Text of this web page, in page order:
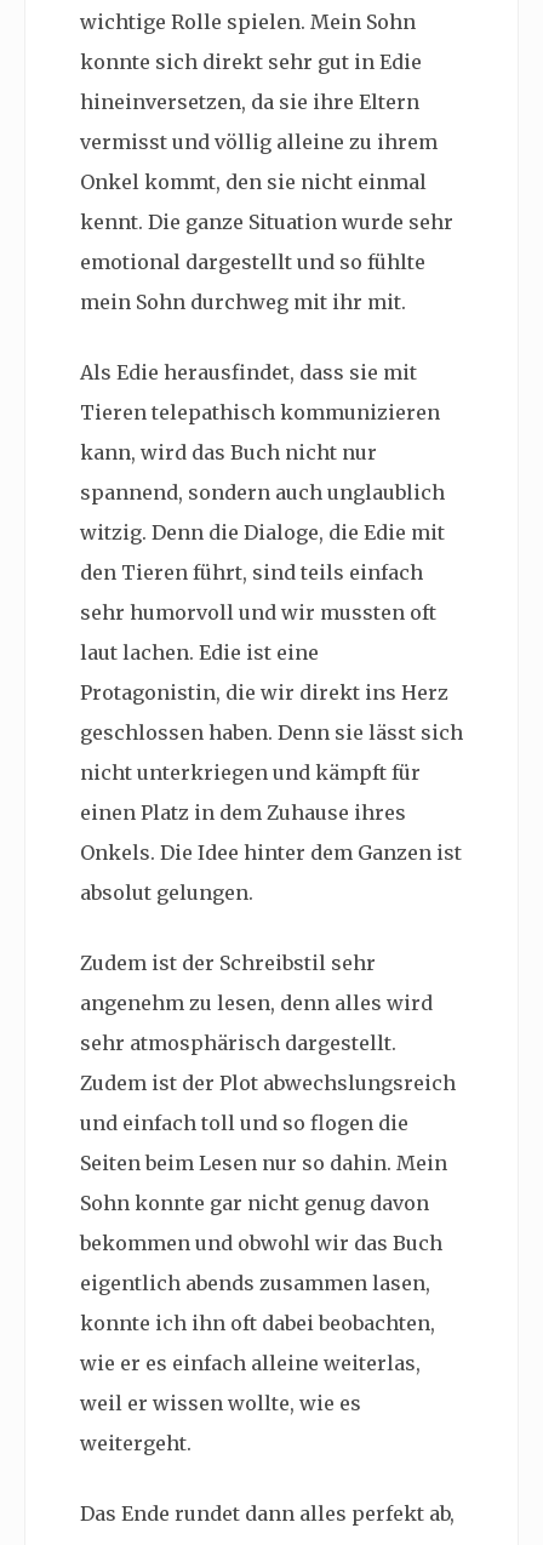
wichtige Rolle spielen. Mein Sohn
konnte sich direkt sehr gut in Edie
hineinversetzen, da sie ihre Eltern
vermisst und völlig alleine zu ihrem
Onkel kommt, den sie nicht einmal
kennt. Die ganze Situation wurde sehr
emotional dargestellt und so fühlte
mein Sohn durchweg mit ihr mit.
Als Edie herausfindet, dass sie mit
Tieren telepathisch kommunizieren
kann, wird das Buch nicht nur
spannend, sondern auch unglaublich
witzig. Denn die Dialoge, die Edie mit
den Tieren führt, sind teils einfach
sehr humorvoll und wir mussten oft
laut lachen. Edie ist eine
Protagonistin, die wir direkt ins Herz
geschlossen haben. Denn sie lässt sich
nicht unterkriegen und kämpft für
einen Platz in dem Zuhause ihres
Onkels. Die Idee hinter dem Ganzen ist
absolut gelungen.
Zudem ist der Schreibstil sehr
angenehm zu lesen, denn alles wird
sehr atmosphärisch dargestellt.
Zudem ist der Plot abwechslungsreich
und einfach toll und so flogen die
Seiten beim Lesen nur so dahin. Mein
Sohn konnte gar nicht genug davon
bekommen und obwohl wir das Buch
eigentlich abends zusammen lasen,
konnte ich ihn oft dabei beobachten,
wie er es einfach alleine weiterlas,
weil er wissen wollte, wie es
weitergeht.
Das Ende rundet dann alles perfekt ab,